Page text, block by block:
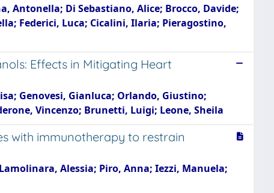
Antonella; Di Sebastiano, Alice; Brocco, Davide;
Federici, Luca; Cicalini, Ilaria; Pieragostino,
Effects in Mitigating Heart
Genovesi, Gianluca; Orlando, Giustino;
Vincenzo; Brunetti, Luigi; Leone, Sheila
with immunotherapy to restrain
Alessia; Piro, Anna; Iezzi, Manuela;